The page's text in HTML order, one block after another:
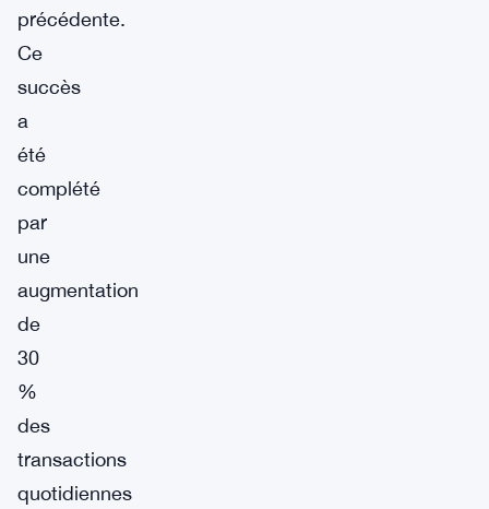
précédente.
Ce
succès
a
été
complété
par
une
augmentation
de
30
%
des
transactions
quotidiennes